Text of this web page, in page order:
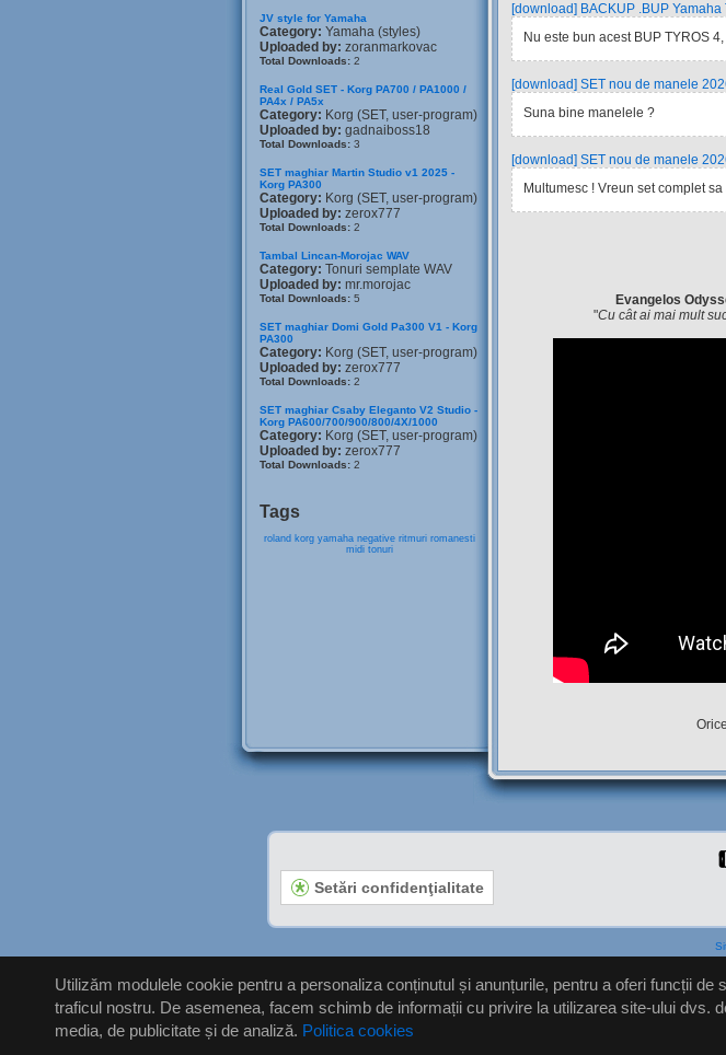
JV style for Yamaha
Category: Yamaha (styles)
Uploaded by: zoranmarkovac
Total Downloads: 2
Real Gold SET - Korg PA700 / PA1000 /
PA4x / PA5x
Category: Korg (SET, user-program)
Uploaded by: gadnaiboss18
Total Downloads: 3
SET maghiar Martin Studio v1 2025 -
Korg PA300
Category: Korg (SET, user-program)
Uploaded by: zerox777
Total Downloads: 2
Tambal Lincan-Morojac WAV
Category: Tonuri semplate WAV
Uploaded by: mr.morojac
Total Downloads: 5
SET maghiar Domi Gold Pa300 V1 - Korg
PA300
Category: Korg (SET, user-program)
Uploaded by: zerox777
Total Downloads: 2
SET maghiar Csaby Eleganto V2 Studio -
Korg PA600/700/900/800/4X/1000
Category: Korg (SET, user-program)
Uploaded by: zerox777
Total Downloads: 2
Tags
roland korg yamaha negative ritmuri romanesti
midi tonuri
[download] BACKUP .BUP Yamaha
Nu este bun acest BUP TYROS
[download] SET nou de manele
Suna bine manelele ?
[download] SET nou de manele
Multumesc ! Vreun set complet
Evangelos
"Cu cât ai mai mult
Setări confidenţialitate
Utilizăm modulele cookie pentru a personaliza conținutul și anunțurile, pentru a oferi funcții de
traficul nostru. De asemenea, facem schimb de informații cu privire la utilizarea site-ului dvs.
media, de publicitate și de analiză. Politica cookies